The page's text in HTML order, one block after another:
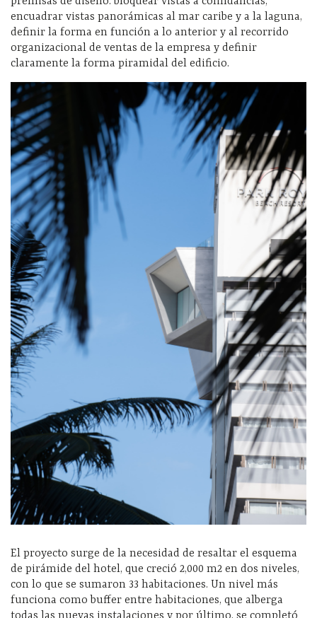
encuadrar vistas panorámicas al mar caribe y a la laguna,
definir la forma en función a lo anterior y al recorrido
organizacional de ventas de la empresa y definir
claramente la forma piramidal del edificio.
El proyecto surge de la necesidad de resaltar el esquema
de pirámide del hotel, que creció 2,000 m2 en dos niveles,
con lo que se sumaron 33 habitaciones. Un nivel más
funciona como buffer entre habitaciones, que alberga